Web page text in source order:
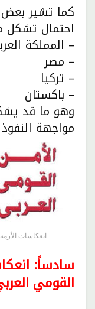
كما تشير بعض
احتمال تشكل
– المملكة
– مصر
– تركيا
– باكستان
وهو ما قد
مواجهة النفوذ
انعكاسات
سادساً:
القومي